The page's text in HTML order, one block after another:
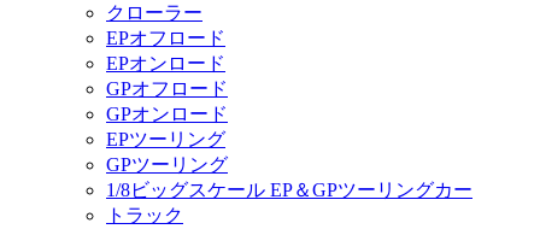
クローラー
EPオフロード
EPオンロード
GPオフロード
GPオンロード
EPツーリング
GPツーリング
1/8ビッグスケール EP＆GPツーリングカー
トラック